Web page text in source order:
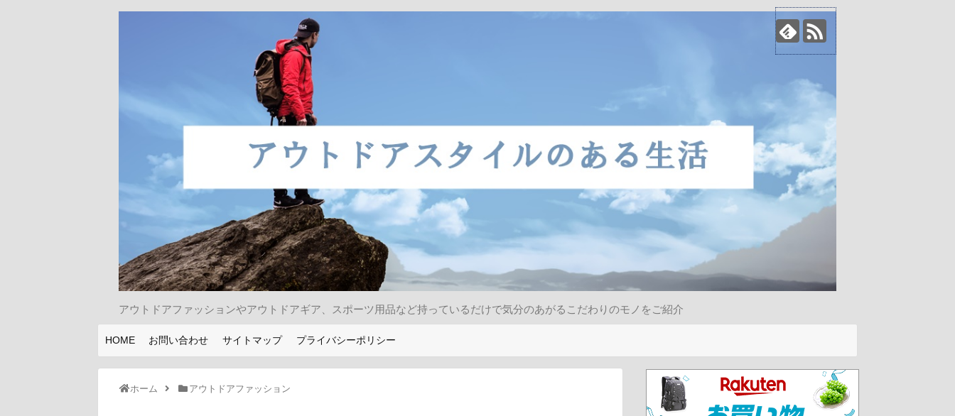
アウトドアファッションやアウトドアギア、スポーツ用品など持っているだけで気分のあがるこだわりのモノをご紹介
HOME お問い合わせ サイトマップ プライバシーポリシー
ホーム アウトドアファッション